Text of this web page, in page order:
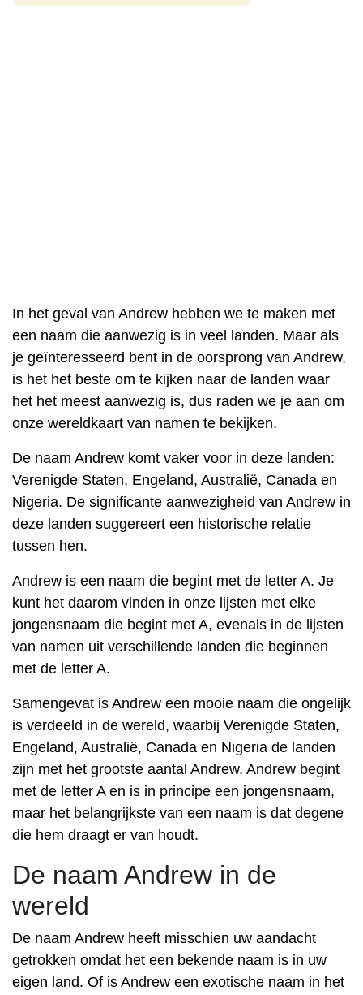
In het geval van Andrew hebben we te maken met
een naam die aanwezig is in veel landen. Maar als
je geïnteresseerd bent in de oorsprong van Andrew,
is het het beste om te kijken naar de landen waar
het het meest aanwezig is, dus raden we je aan om
onze wereldkaart van namen te bekijken.
De naam Andrew komt vaker voor in deze landen:
Verenigde Staten, Engeland, Australië, Canada en
Nigeria. De significante aanwezigheid van Andrew in
deze landen suggereert een historische relatie
tussen hen.
Andrew is een naam die begint met de letter A. Je
kunt het daarom vinden in onze lijsten met elke
jongensnaam die begint met A, evenals in de lijsten
van namen uit verschillende landen die beginnen
met de letter A.
Samengevat is Andrew een mooie naam die ongelijk
is verdeeld in de wereld, waarbij Verenigde Staten,
Engeland, Australië, Canada en Nigeria de landen
zijn met het grootste aantal Andrew. Andrew begint
met de letter A en is in principe een jongensnaam,
maar het belangrijkste van een naam is dat degene
die hem draagt er van houdt.
De naam Andrew in de
wereld
De naam Andrew heeft misschien uw aandacht
getrokken omdat het een bekende naam is in uw
eigen land. Of is Andrew een exotische naam in het